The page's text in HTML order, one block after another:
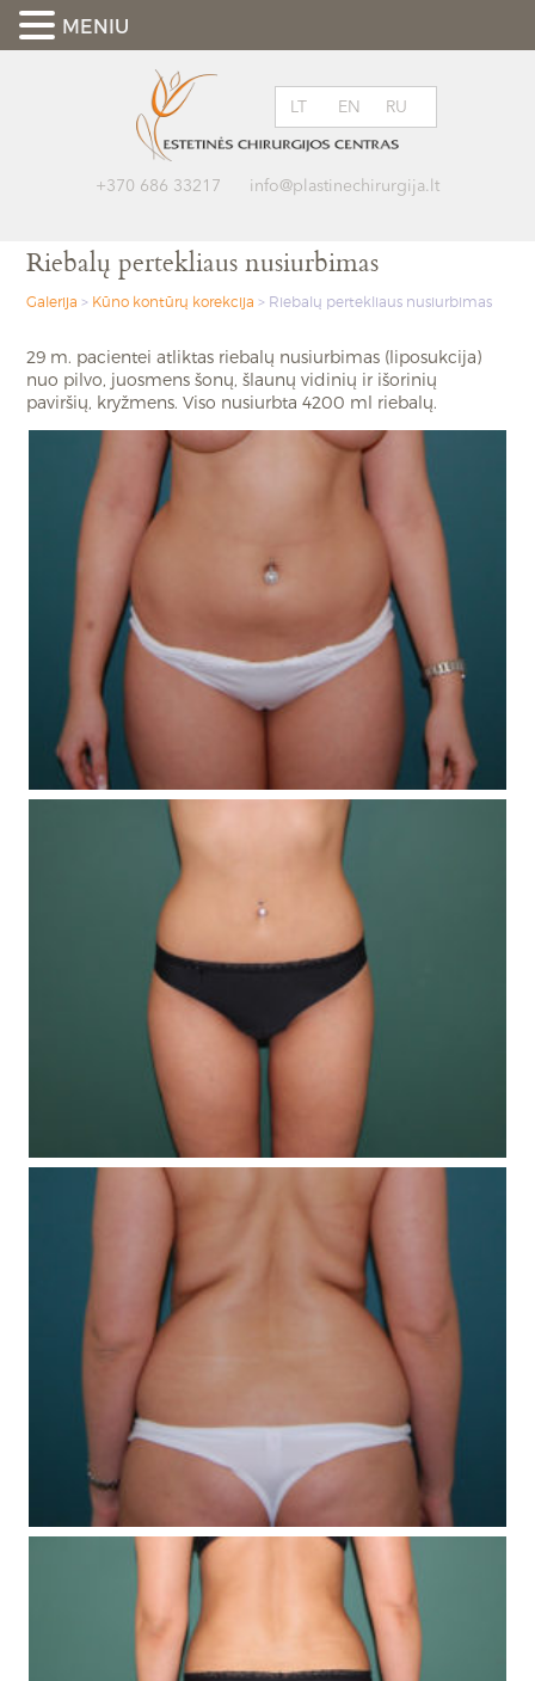
+370 686 33217 info@plastinechirurgija.lt
LT EN RU
Riebalų pertekliaus nusiurbimas
Galerija > Kūno kontūrų korekcija > Riebalų pertekliaus nusiurbimas
29 m. pacientei atliktas riebalų nusiurbimas (liposukcija)
nuo pilvo, juosmens šonų, šlaunų vidinių ir išorinių
paviršių, kryžmens. Viso nusiurbta 4200 ml riebalų.
MENIU